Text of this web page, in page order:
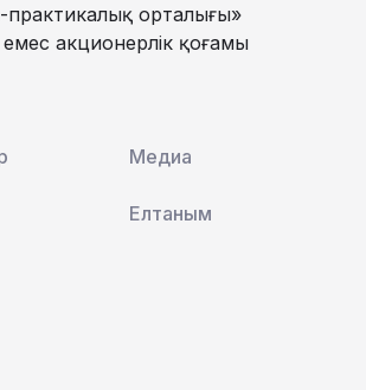
орталығы»
акционерлік қоғамы
Медиа
Елтаным